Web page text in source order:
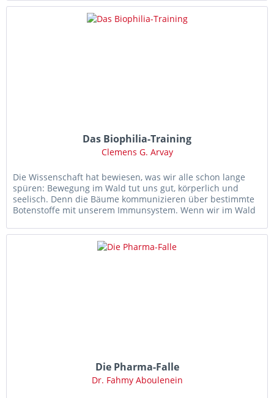
Das Biophilia-Training
Clemens G. Arvay
Die Wissenschaft hat bewiesen, was wir alle schon lange
spüren: Bewegung im Wald tut uns gut, körperlich und
seelisch. Denn die Bäume kommunizieren über bestimmte
Botenstoffe mit unserem Immunsystem. Wenn wir im Wald
Die Pharma-Falle
Dr. Fahmy Aboulenein